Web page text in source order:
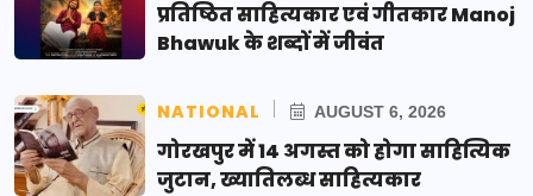
प्रतिष्ठित साहित्यकार एवं गीतकार Manoj
Bhawuk के शब्दों में जीवंत
NATIONAL AUGUST 6, 2026
गोरखपुर में 14 अगस्त को होगा साहित्यिक
जुटान, ख्यातिलब्ध साहित्यकार